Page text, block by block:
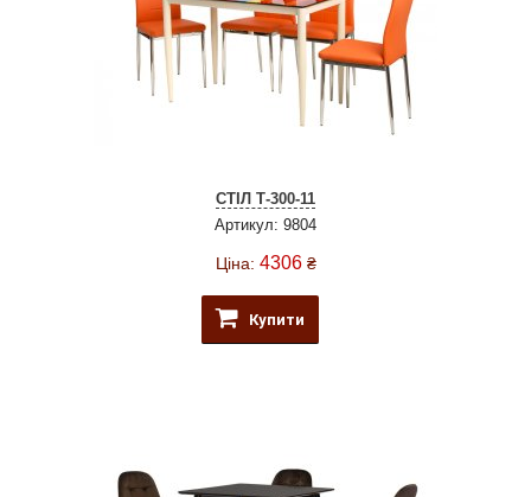
СТІЛ Т-300-11
Артикул: 9804
Ціна: 4306 ₴
Купити